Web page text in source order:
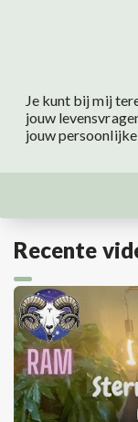
Je kunt bij mij
jouw
jouw
Recente